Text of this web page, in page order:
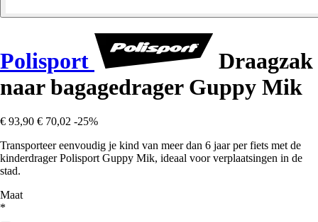
Polisport
Draagzak
naar bagagedrager Guppy Mik
€ 93,90 € 70,02 -25%
Transporteer eenvoudig je kind van meer dan 6 jaar per fiets met de
kinderdrager Polisport Guppy Mik, ideaal voor verplaatsingen in de
stad.
Maat
*